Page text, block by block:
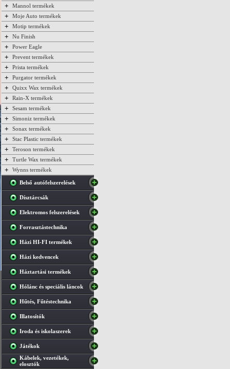
+ Mannol termékek
+ Moje Auto termékek
+ Motip termékek
+ Nu Finish
+ Power Eagle
+ Prevent termékek
+ Prista termékek
+ Purgator termékek
+ Quixx Wax termékek
+ Rain-X termékek
+ Sesam termékek
+ Simoniz termékek
+ Sonax termékek
+ Stac Plastic termékek
+ Teroson termékek
+ Turtle Wax termékek
+ Wynns termékek
Belső autófelszerelések
Dísztárcsák
Elektromos felszerelések
Forrasztástechnika
Házi HI-FI termékek
Házi kedvencek
Háztartási termékek
Hólánc és speciális láncok
Hűtés, Fűtéstechnika
Illatosítók
Iroda és iskolaszerek
Játékok
Kábelek, vezetékek,
elosztók